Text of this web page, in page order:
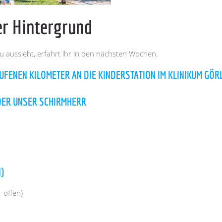
Hintergrund
aussieht, erfahrt ihr in den nächsten Wochen.
KILOMETER AN DIE KINDERSTATION IM KLINIKUM
UNSER SCHIRMHERR
offen)